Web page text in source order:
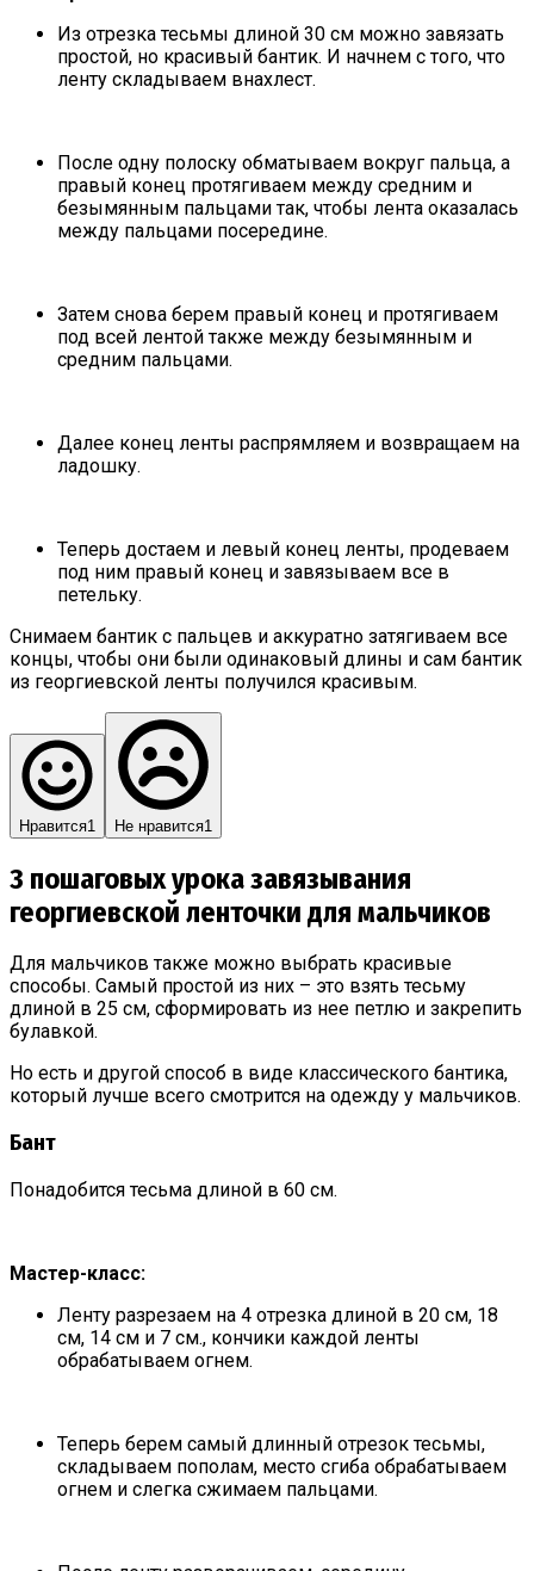
Из отрезка тесьмы длиной 30 см можно завязать
простой, но красивый бантик. И начнем с того, что
ленту складываем внахлест.
После одну полоску обматываем вокруг пальца, а
правый конец протягиваем между средним и
безымянным пальцами так, чтобы лента оказалась
между пальцами посередине.
Затем снова берем правый конец и протягиваем
под всей лентой также между безымянным и
средним пальцами.
Далее конец ленты распрямляем и возвращаем на
ладошку.
Теперь достаем и левый конец ленты, продеваем
под ним правый конец и завязываем все в
петельку.
Снимаем бантик с пальцев и аккуратно затягиваем все
концы, чтобы они были одинаковый длины и сам бантик
из георгиевской ленты получился красивым.
Нравится1 Не нравится1
3 пошаговых урока завязывания
георгиевской ленточки для мальчиков
Для мальчиков также можно выбрать красивые
способы. Самый простой из них – это взять тесьму
длиной в 25 см, сформировать из нее петлю и закрепить
булавкой.
Но есть и другой способ в виде классического бантика,
который лучше всего смотрится на одежду у мальчиков.
Бант
Понадобится тесьма длиной в 60 см.
Мастер-класс:
Ленту разрезаем на 4 отрезка длиной в 20 см, 18
см, 14 см и 7 см., кончики каждой ленты
обрабатываем огнем.
Теперь берем самый длинный отрезок тесьмы,
складываем пополам, место сгиба обрабатываем
огнем и слегка сжимаем пальцами.